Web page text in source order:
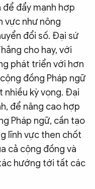
đẩy mạnh hợp
vực như nông
đổi số. Đại sứ
cho hay, với
phát triển với hơn
đồng Pháp ngữ
nhiều kỳ vọng. Đại
để nâng cao hợp
Pháp ngữ, cần tạo
lĩnh vực then chốt
cả cộng đồng và
hướng tới tất các